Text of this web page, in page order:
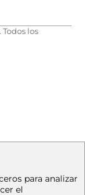
los
para analizar
el